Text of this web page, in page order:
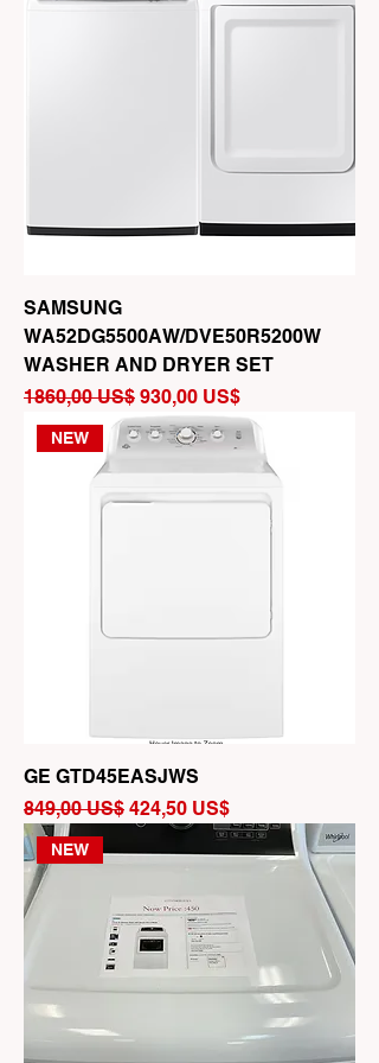
SAMSUNG
WA52DG5500AW/DVE50R5200W
WASHER AND DRYER SET
Precio
1860,00 US$ Precio de oferta
930,00 US$
NEW
GE GTD45EASJWS
Precio
849,00 US$ Precio de oferta
424,50 US$
NEW